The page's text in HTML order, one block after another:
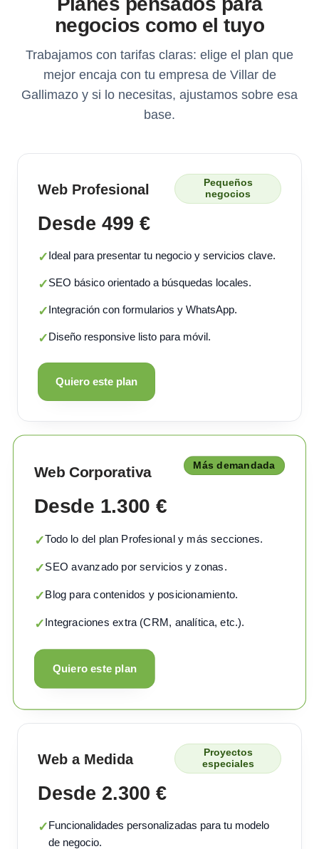
negocios como el tuyo
Trabajamos con tarifas claras: elige el plan que
mejor encaja con tu empresa de Villar de
Gallimazo y si lo necesitas, ajustamos sobre esa
base.
Web Profesional
Pequeños
negocios
Desde 499 €
✓Ideal para presentar tu negocio y servicios clave.
✓SEO básico orientado a búsquedas locales.
✓Integración con formularios y WhatsApp.
✓Diseño responsive listo para móvil.
Quiero este plan
Web Corporativa Más demandada
Desde 1.300 €
✓Todo lo del plan Profesional y más secciones.
✓SEO avanzado por servicios y zonas.
✓Blog para contenidos y posicionamiento.
✓Integraciones extra (CRM, analítica, etc.).
Quiero este plan
Web a Medida
Proyectos
especiales
Desde 2.300 €
✓Funcionalidades personalizadas para tu modelo
de negocio.